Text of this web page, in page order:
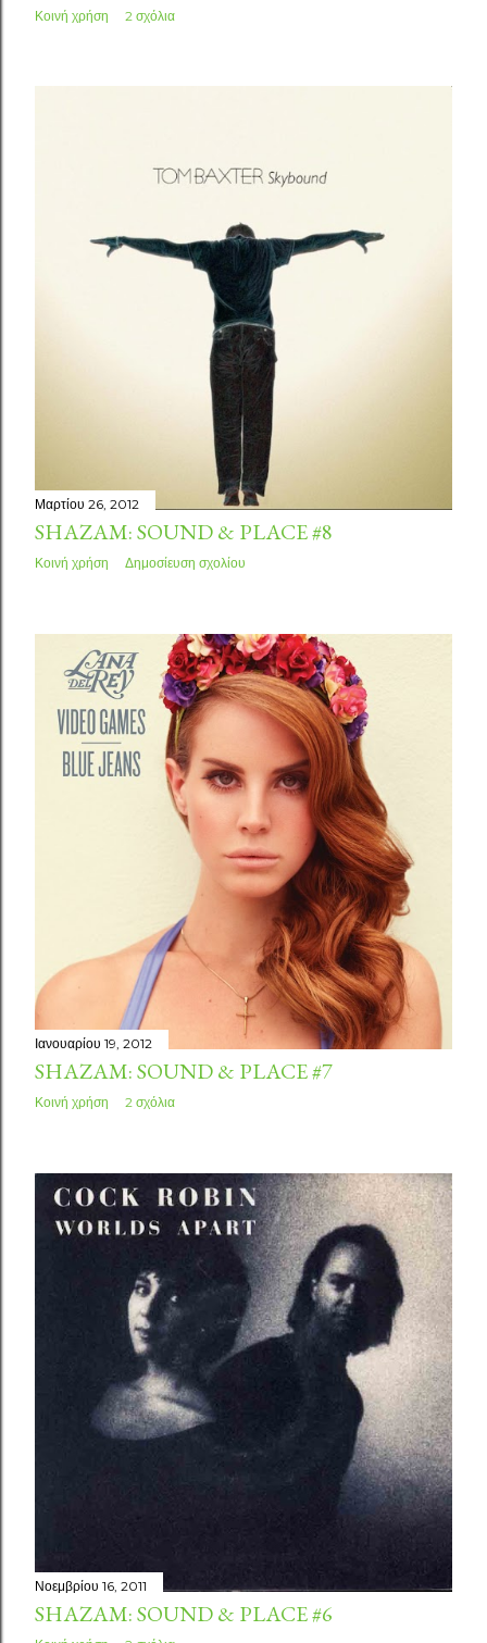
Κοινή χρήση 2 σχόλια
Μαρτίου 26, 2012
SHAZAM: SOUND & PLACE #8
Κοινή χρήση Δημοσίευση σχολίου
Ιανουαρίου 19, 2012
SHAZAM: SOUND & PLACE #7
Κοινή χρήση 2 σχόλια
Νοεμβρίου 16, 2011
SHAZAM: SOUND & PLACE #6